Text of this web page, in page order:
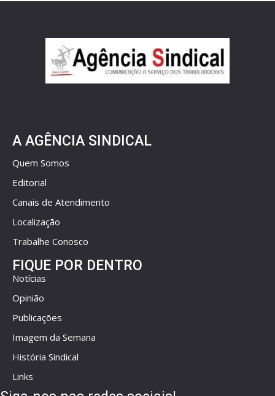
A AGÊNCIA SINDICAL
Quem Somos
Editorial
Canais de Atendimento
Localização
Trabalhe Conosco
FIQUE POR DENTRO
Notícias
Opinião
Publicações
Imagem da Semana
História Sindical
Links